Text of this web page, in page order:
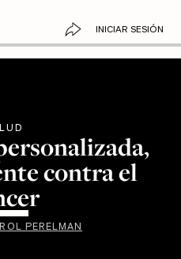
INICIAR SESIÓN
contra el
PERELMAN